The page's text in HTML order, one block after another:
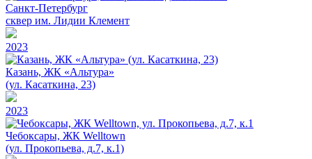
Санкт-Петербург
сквер им. Лидии Клемент
2023
Казань, ЖК «Альтура»
(ул. Касаткина, 23)
2023
Чебоксары, ЖК Welltown
(ул. Прокопьева, д.7, к.1)